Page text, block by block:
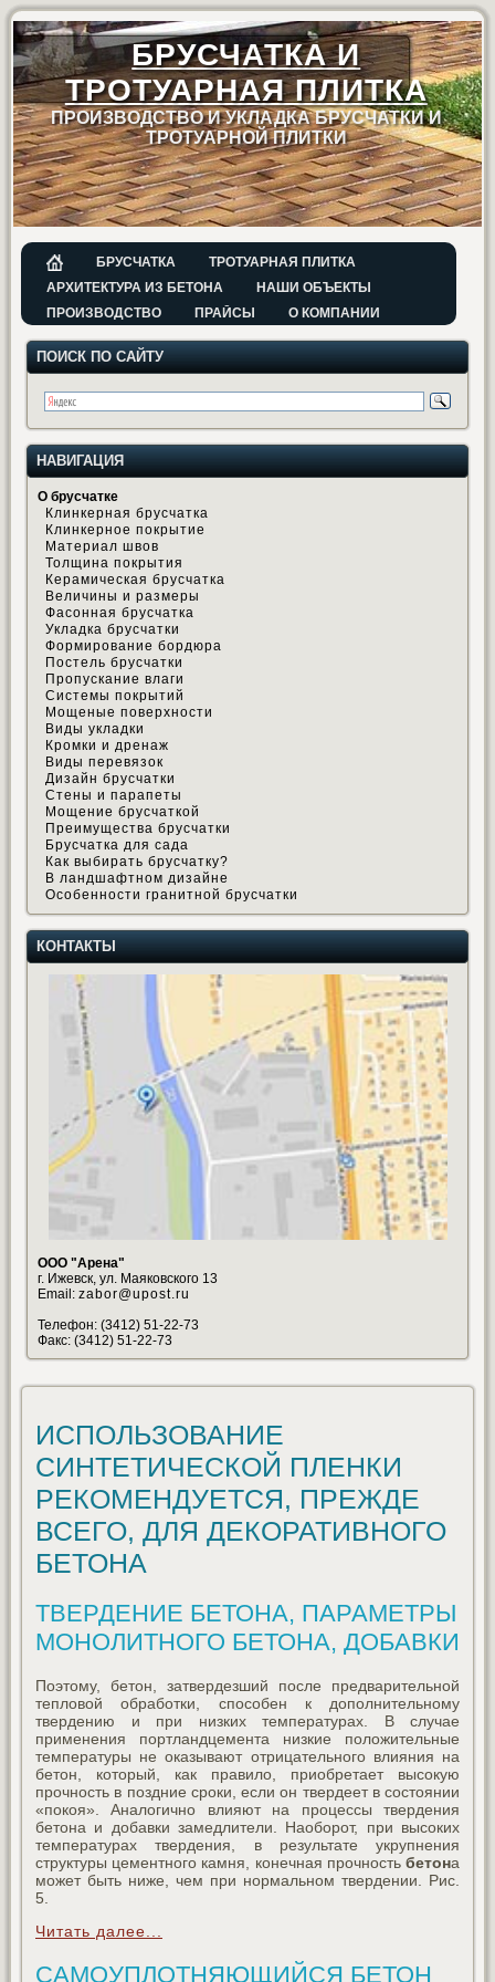
БРУСЧАТКА И
ТРОТУАРНАЯ ПЛИТКА
ПРОИЗВОДСТВО И УКЛАДКА БРУСЧАТКИ И
ТРОТУАРНОЙ ПЛИТКИ
БРУСЧАТКА
ТРОТУАРНАЯ ПЛИТКА
АРХИТЕКТУРА ИЗ БЕТОНА
НАШИ ОБЪЕКТЫ
ПРОИЗВОДСТВО
ПРАЙСЫ О КОМПАНИИ
ПОИСК ПО САЙТУ
НАВИГАЦИЯ
О брусчатке
Клинкерная брусчатка
Клинкерное покрытие
Материал швов
Толщина покрытия
Керамическая брусчатка
Величины и размеры
Фасонная брусчатка
Укладка брусчатки
Формирование бордюра
Постель брусчатки
Пропускание влаги
Системы покрытий
Мощеные поверхности
Виды укладки
Кромки и дренаж
Виды перевязок
Дизайн брусчатки
Стены и парапеты
Мощение брусчаткой
Преимущества брусчатки
Брусчатка для сада
Как выбирать брусчатку?
В ландшафтном дизайне
Особенности гранитной брусчатки
КОНТАКТЫ
ООО "Арена"
г. Ижевск, ул. Маяковского 13
Email: zabor@upost.ru
Телефон: (3412) 51-22-73
Факс: (3412) 51-22-73
ИСПОЛЬЗОВАНИЕ
СИНТЕТИЧЕСКОЙ ПЛЕНКИ
РЕКОМЕНДУЕТСЯ, ПРЕЖДЕ
ВСЕГО, ДЛЯ ДЕКОРАТИВНОГО
БЕТОНА
ТВЕРДЕНИЕ БЕТОНА, ПАРАМЕТРЫ
МОНОЛИТНОГО БЕТОНА, ДОБАВКИ
Поэтому, бетон, затвердезший после предварительной
тепловой обработки, способен к дополнительному
твердению и при низких температурах. В случае
применения портландцемента низкие положительные
температуры не оказывают отрицательного влияния на
бетон, который, как правило, приобретает высокую
прочность в поздние сроки, если он твердеет в состоянии
«покоя». Аналогично влияют на процессы твердения
бетона и добавки замедлители. Наоборот, при высоких
температурах твердения, в результате укрупнения
структуры цементного камня, конечная прочность бетона
может быть ниже, чем при нормальном твердении. Рис.
5.
Читать далее...
САМОУПЛОТНЯЮЩИЙСЯ БЕТОН